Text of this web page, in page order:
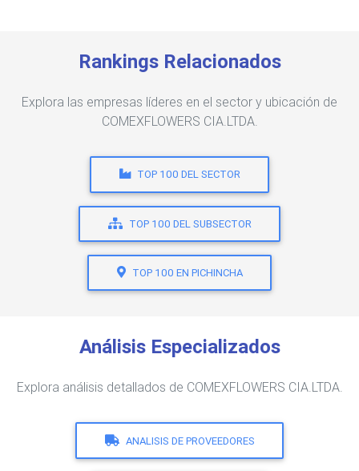
Rankings Relacionados
Explora las empresas líderes en el sector y ubicación de
COMEXFLOWERS CIA.LTDA.
TOP 100 DEL SECTOR
TOP 100 DEL SUBSECTOR
TOP 100 EN PICHINCHA
Análisis Especializados
Explora análisis detallados de COMEXFLOWERS CIA.LTDA.
ANALISIS DE PROVEEDORES